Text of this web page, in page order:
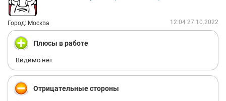
Про средства индивидуальной защиты я вообще молчу!
Рабочие покупают всё за свой счёт!
7. Бардак везде. Жидкий навоз вывозится в поля, прямо из
коровников, люди в близ лежащих сёлах бесконечно
жалуются.
Кругом мат, начиная от директора хозяйства и заканчивая
Этика - это не про них.
Ребят, если хотите испортить себе нервы, жить на работе и
Город: Москва 12:04 27.10.2022
Плюсы в работе
Видимо нет
Отрицательные стороны